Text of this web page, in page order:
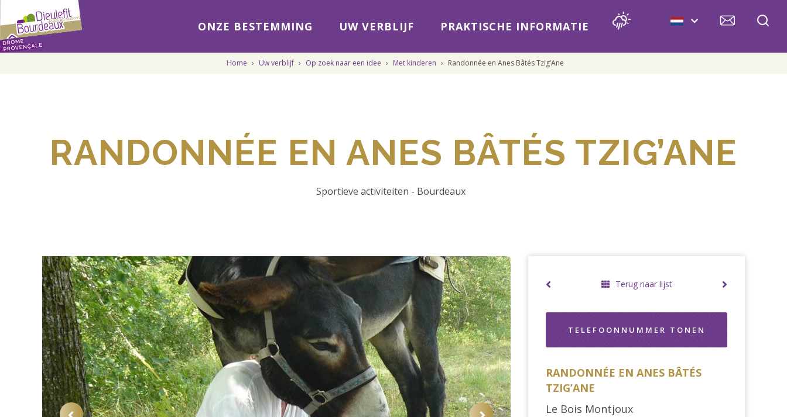
ONZE BESTEMMING UW VERBLIJF PRAKTISCHE INFORMATIE
Home › Uw verblijf › Op zoek naar een idee › Met kinderen › Randonnée en Anes Bâtés Tzig’Ane
RANDONNÉE EN ANES BÂTÉS TZIG’ANE
Sportieve activiteiten - Bourdeaux
Terug naar lijst
TELEFOONNUMMER TONEN
RANDONNÉE EN ANES BÂTÉS
TZIG’ANE
Le Bois Montjoux